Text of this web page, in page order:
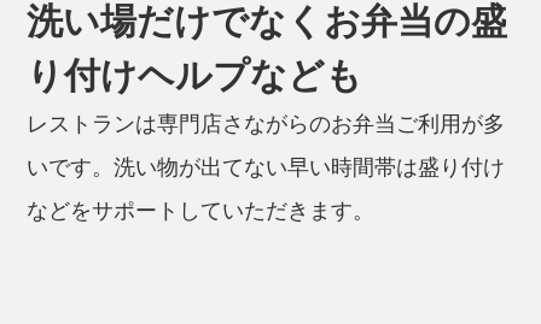
洗い場だけでなくお弁当の盛
り付けヘルプなども
レストランは専門店さながらのお弁当ご利用が多
いです。洗い物が出てない早い時間帯は盛り付け
などをサポートしていただきます。